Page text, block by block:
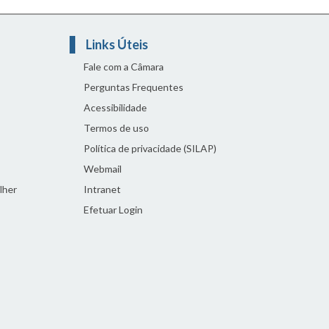
Links Úteis
Fale com a Câmara
Perguntas Frequentes
Acessibilidade
Termos de uso
Política de privacidade (SILAP)
Webmail
Intranet
Efetuar Login